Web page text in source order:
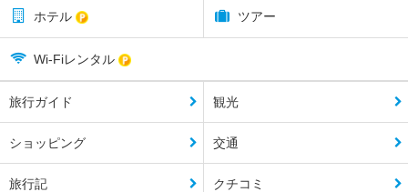
ホテル ツアー
Wi-Fiレンタル
旅行ガイド 観光
ショッピング 交通
旅行記 クチコミ